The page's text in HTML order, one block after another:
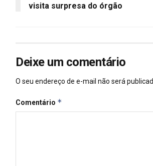
visita surpresa do órgão
Deixe um comentário
O seu endereço de e-mail não será
Comentário *